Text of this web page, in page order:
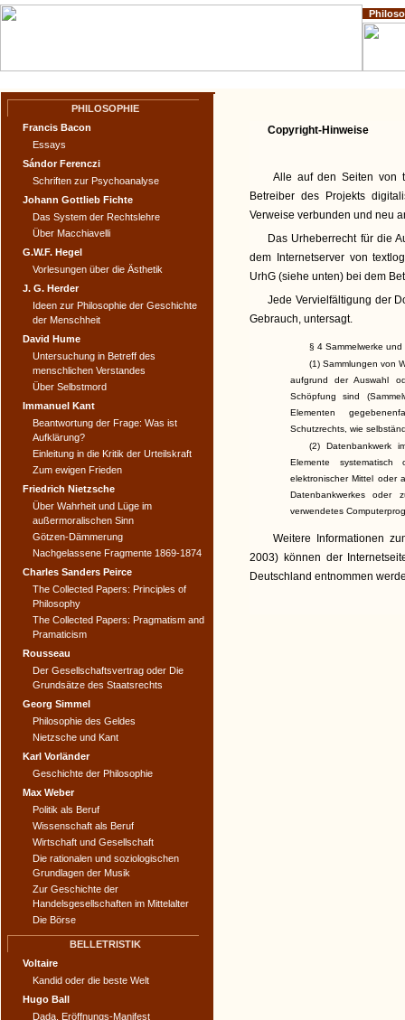
PHILOSOPHIE
Francis Bacon
Essays
Sándor Ferenczi
Schriften zur Psychoanalyse
Johann Gottlieb Fichte
Das System der Rechtslehre
Über Macchiavelli
G.W.F. Hegel
Vorlesungen über die Ästhetik
J. G. Herder
Ideen zur Philosophie der Geschichte
der Menschheit
David Hume
Untersuchung in Betreff des
menschlichen Verstandes
Über Selbstmord
Immanuel Kant
Beantwortung der Frage: Was ist
Aufklärung?
Einleitung in die Kritik der Urteilskraft
Zum ewigen Frieden
Friedrich Nietzsche
Über Wahrheit und Lüge im
außermoralischen Sinn
Götzen-Dämmerung
Nachgelassene Fragmente 1869-1874
Charles Sanders Peirce
The Collected Papers: Principles of
Philosophy
The Collected Papers: Pragmatism and
Pramaticism
Rousseau
Der Gesellschaftsvertrag oder Die
Grundsätze des Staatsrechts
Georg Simmel
Philosophie des Geldes
Nietzsche und Kant
Karl Vorländer
Geschichte der Philosophie
Max Weber
Politik als Beruf
Wissenschaft als Beruf
Wirtschaft und Gesellschaft
Die rationalen und soziologischen
Grundlagen der Musik
Zur Geschichte der
Handelsgesellschaften im Mittelalter
Die Börse
BELLETRISTIK
Voltaire
Kandid oder die beste Welt
Hugo Ball
Dada, Eröffnungs-Manifest
Copyright-Hinweise
Alle auf den Seiten von
Betreiber des Projekts
Verweise verbunden und neu
Das Urheberrecht für die
dem Internetserver von
UrhG (siehe unten) bei dem
Jede Vervielfältigung der
Gebrauch, untersagt.
§ 4 Sammelwerke
(1) Sammlungen von
aufgrund der Auswahl
Schöpfung sind
Elementen
Schutzrechts, wie
(2) Datenbankwerk
Elemente
elektronischer Mittel oder
Datenbankwerkes oder
verwendetes
Weitere Informationen
2003) können der
Deutschland entnommen